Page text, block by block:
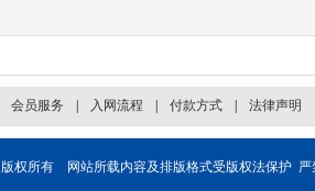
会员服务 入网流程 付款方式 法律声明
版权所有 网站所载内容及排版格式受版权法保护 严